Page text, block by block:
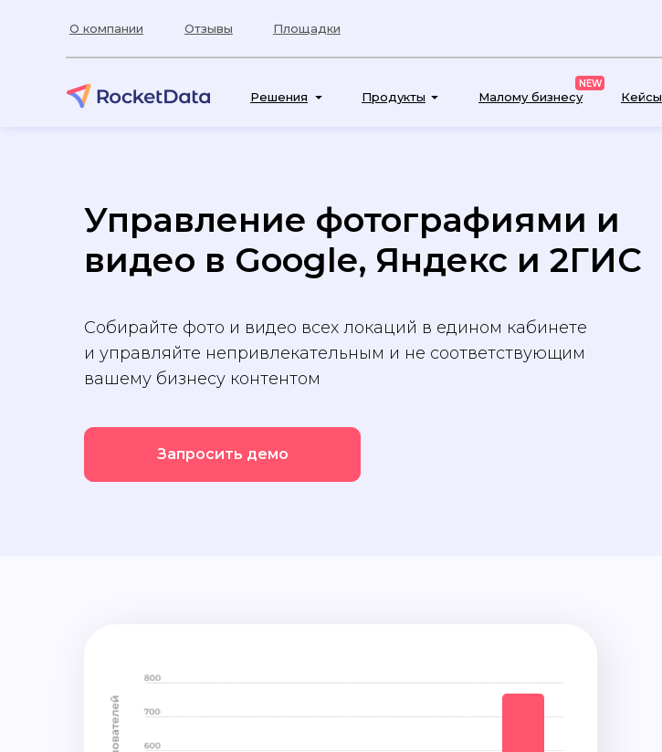
Продукты
Решения Кейсы
Площадки
О компании Отзывы
NEW
Малому бизнесу
Управление фотографиями и
видео в Google, Яндекс и 2ГИС
Собирайте фото и видео всех локаций в едином кабинете
и управляйте непривлекательным и не соответствующим
вашему бизнесу контентом
Запросить демо